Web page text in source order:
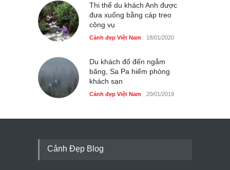
Thi thể du khách Anh được
đưa xuống bằng cáp treo
công vụ
Cảnh đẹp Việt Nam 18/01/2020
Du khách đổ đến ngắm
băng, Sa Pa hiếm phòng
khách sạn
Cảnh đẹp Việt Nam 20/01/2019
Cảnh Đẹp Blog